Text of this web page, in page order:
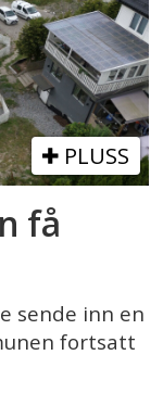
PLUSS
få
sende inn en
fortsatt